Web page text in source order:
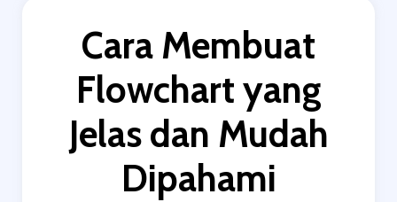
Cara Membuat
Flowchart yang
Jelas dan Mudah
Dipahami